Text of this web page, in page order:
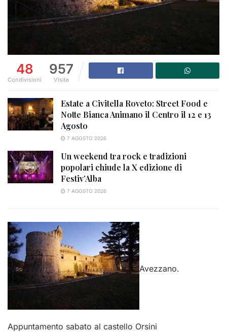
48
Condivisioni
957
Visite
Estate a Civitella Roveto: Street Food e
Notte Bianca Animano il Centro il 12 e 13
Agosto
7 AGOSTO 2026
Un weekend tra rock e tradizioni
popolari chiude la X edizione di
Festiv’Alba
7 AGOSTO 2026
Avezzano.
Appuntamento sabato al castello Orsini